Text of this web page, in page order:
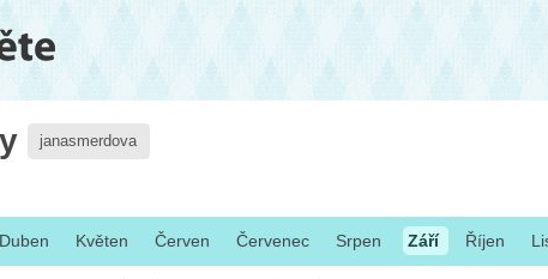
janasmerdova
Duben Květen Červen Červenec Srpen Září Říjen